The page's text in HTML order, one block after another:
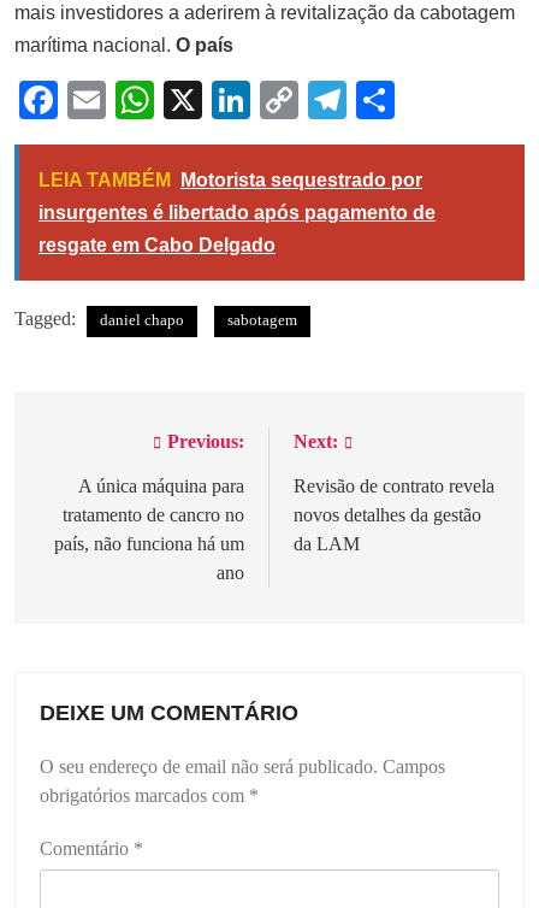
mais investidores a aderirem à revitalização da cabotagem
marítima nacional. O país
Facebook
EmailWhatsApp
X LinkedIn
Copy
Link
Telegram
LEIA TAMBÉM
Motorista sequestrado por
insurgentes é libertado após pagamento de
resgate em Cabo Delgado
Tagged: daniel chapo sabotagem
Navegação
artigos
Previous:
A única máquina para
tratamento de cancro no
país, não funciona há um
ano
Next:
Revisão de contrato revela
novos detalhes da gestão
da LAM
DEIXE UM COMENTÁRIO
O seu endereço de email não será publicado. Campos
obrigatórios marcados com *
Comentário *